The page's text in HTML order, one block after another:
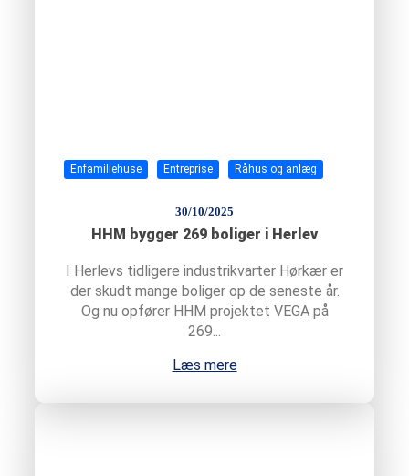
Enfamiliehuse Entreprise Råhus og anlæg
30/10/2025
HHM bygger 269 boliger i Herlev
I Herlevs tidligere industrikvarter Hørkær er
der skudt mange boliger op de seneste år.
Og nu opfører HHM projektet VEGA på
269...
Læs mere